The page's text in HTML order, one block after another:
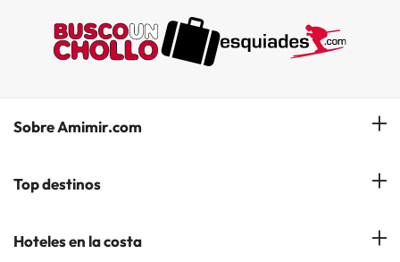
Sobre Amimir.com
¿Quiénes somos?
Gestionar mi reserva
Top destinos
Hoteles en Salou
Hoteles en la costa